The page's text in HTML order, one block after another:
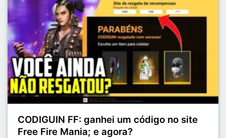
CODIGUIN FF: ganhei um código no site
Free Fire Mania; e agora?